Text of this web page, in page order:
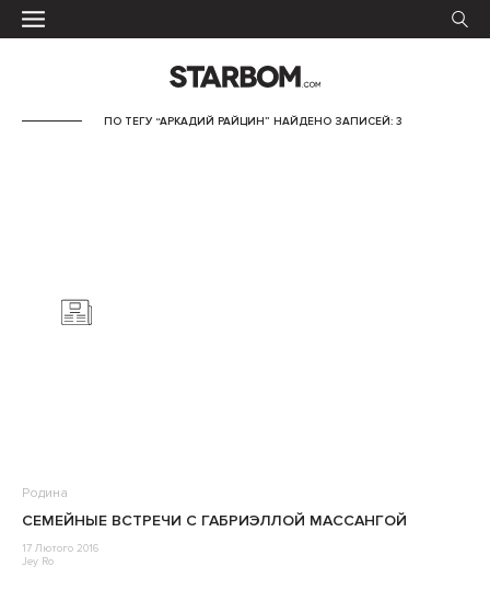
ПО ТЕГУ “АРКАДИЙ РАЙЦИН” НАЙДЕНО ЗАПИСЕЙ: 3
Родина
СЕМЕЙНЫЕ ВСТРЕЧИ С ГАБРИЭЛЛОЙ МАССАНГОЙ
17 Лютого 2016
Jey Ro